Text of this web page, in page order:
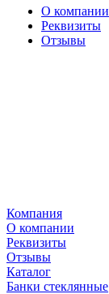
О компании
Реквизиты
Отзывы
Компания
О компании
Реквизиты
Отзывы
Каталог
Банки стеклянные